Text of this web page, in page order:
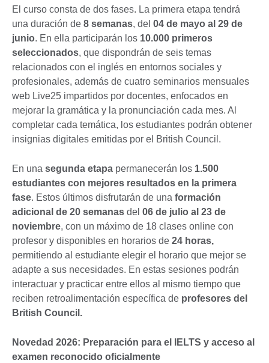
El curso consta de dos fases. La primera etapa tendrá
una duración de 8 semanas, del 04 de mayo al 29 de
junio. En ella participarán los 10.000 primeros
seleccionados, que dispondrán de seis temas
relacionados con el inglés en entornos sociales y
profesionales, además de cuatro seminarios mensuales
web Live25 impartidos por docentes, enfocados en
mejorar la gramática y la pronunciación cada mes. Al
completar cada temática, los estudiantes podrán obtener
insignias digitales emitidas por el British Council.
En una segunda etapa permanecerán los 1.500
estudiantes con mejores resultados en la primera
fase. Estos últimos disfrutarán de una formación
adicional de 20 semanas del 06 de julio al 23 de
noviembre, con un máximo de 18 clases online con
profesor y disponibles en horarios de 24 horas,
permitiendo al estudiante elegir el horario que mejor se
adapte a sus necesidades. En estas sesiones podrán
interactuar y practicar entre ellos al mismo tiempo que
reciben retroalimentación específica de profesores del
British Council.
Novedad 2026: Preparación para el
IELTS y acceso al
examen reconocido oficialmente